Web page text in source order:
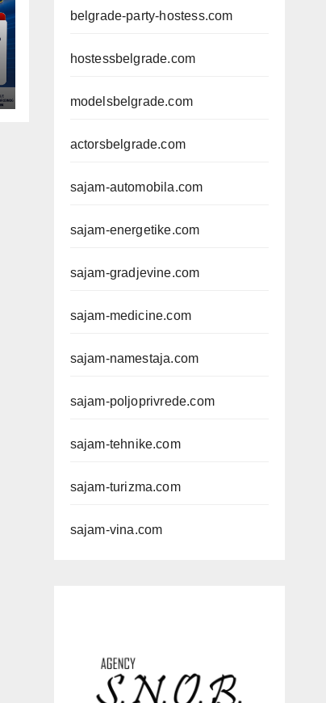
belgrade-party-hostess.com
hostessbelgrade.com
modelsbelgrade.com
actorsbelgrade.com
sajam-automobila.com
sajam-energetike.com
sajam-gradjevine.com
sajam-medicine.com
sajam-namestaja.com
sajam-poljoprivrede.com
sajam-tehnike.com
sajam-turizma.com
sajam-vina.com